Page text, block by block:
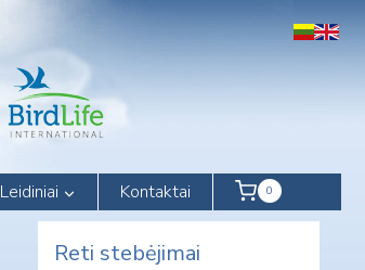
Leidiniai Kontaktai 0
Reti stebėjimai